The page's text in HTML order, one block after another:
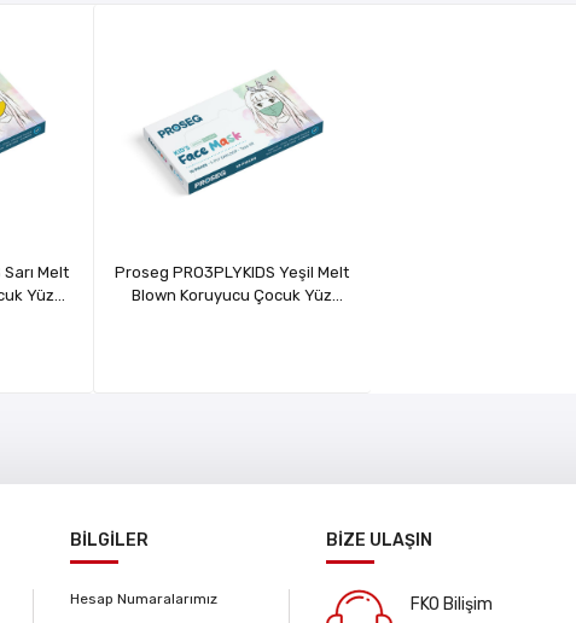
Melt
Yüz
Proseg PRO3PLYKIDS Yeşil Melt
Blown Koruyucu Çocuk Yüz
BİLGİLER
Hesap Numaralarımız
BİZE ULAŞIN
FKO Bilişim